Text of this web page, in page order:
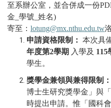
至系辦公室，並合併成一份
金_ 學號_姓名)
寄至： lotung@mx.nthu.edu.tw
申請資格限制： 本次具
年度第2學期 入學及 115
學生。
獎學金兼領與兼得限制：
博士生研究獎學金」與
時提出申請。惟「國科